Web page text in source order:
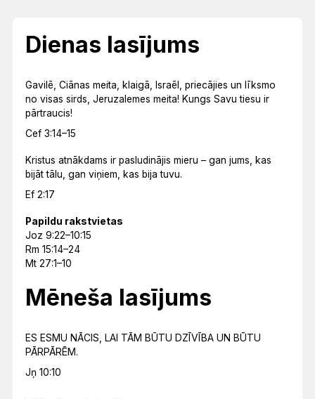
Dienas lasījums
Gavilē, Ciānas meita, klaigā, Israēl, priecājies un līksmo
no visas sirds, Jeruzalemes meita! Kungs Savu tiesu ir
pārtraucis!
Cef 3:14–15
Kristus atnākdams ir pasludinājis mieru – gan jums, kas
bijāt tālu, gan viņiem, kas bija tuvu.
Ef 2:17
Papildu rakstvietas
Joz 9:22–10:15
Rm 15:14–24
Mt 27:1–10
Mēneša lasījums
ES ESMU NĀCIS, LAI TĀM BŪTU DZĪVĪBA UN BŪTU
PĀRPĀRĒM.
Jņ 10:10